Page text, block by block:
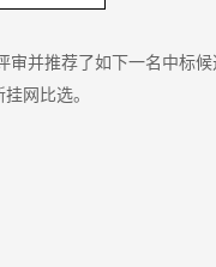
推荐了如下一名中标候
网比选。